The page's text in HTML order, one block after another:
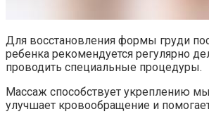
Для восстановления формы груди
ребенка рекомендуется регулярно
проводить специальные процедуры.
Массаж способствует укреплению
улучшает кровообращение и